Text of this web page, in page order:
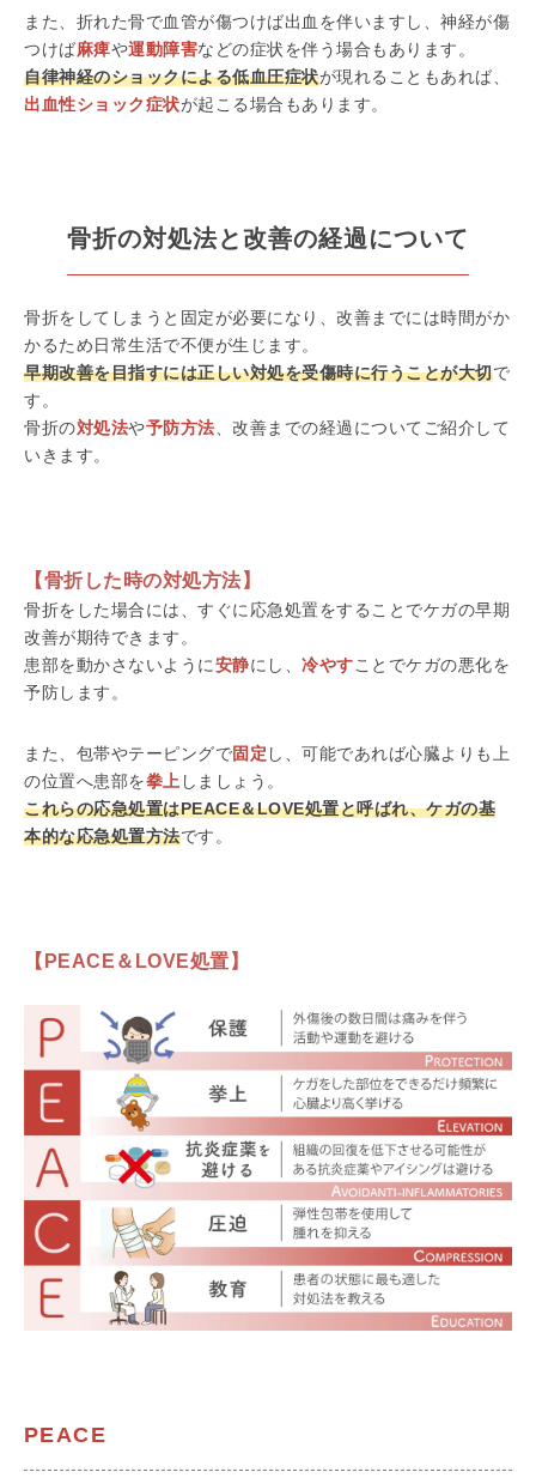
また、折れた骨で血管が傷つけば出血を伴いますし、神経が傷
つけば麻痺や運動障害などの症状を伴う場合もあります。
自律神経のショックによる低血圧症状が現れることもあれば、
出血性ショック症状が起こる場合もあります。
骨折の対処法と改善の経過について
骨折をしてしまうと固定が必要になり、改善までには時間がか
かるため日常生活で不便が生じます。
早期改善を目指すには正しい対処を受傷時に行うことが大切で
す。
骨折の対処法や予防方法 、改善までの経過についてご紹介して
いきます。
【骨折した時の対処方法】
骨折をした場合には、すぐに応急処置をすることでケガの早期
改善が期待できます。
患部を動かさないように安静にし、 冷やすことでケガの悪化を
予防します。
また、包帯やテーピングで固定 し、可能であれば心臓よりも上
の位置へ患部を拳上 しましょう。
これらの応急処置はPEACE＆LOVE処置と呼ばれ、ケガの基
本的な応急処置方法です。
【PEACE＆LOVE処置】
PEACE